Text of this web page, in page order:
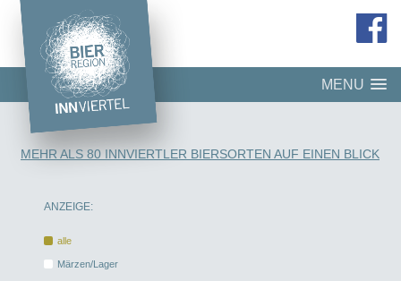
MENU
MEHR ALS 80 INNVIERTLER BIERSORTEN AUF EINEN BLICK
ANZEIGE:
alle
Märzen/Lager